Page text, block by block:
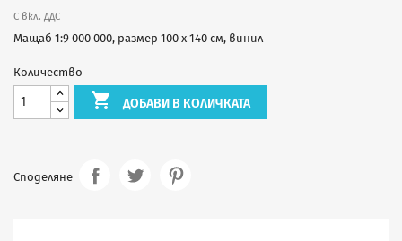
С вкл. ДДС
Мащаб 1:9 000 000, размер 100 х 140 см, винил
Количество
 ДОБАВИ В КОЛИЧКАТА
Споделяне